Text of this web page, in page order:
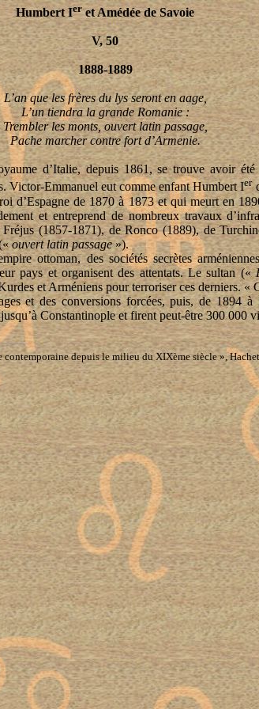
Humbert Ieret Amédée de Savoie
V, 50
1888-1889
L’an que les frères du lys seront en aage,
L’un tiendra la grande Romanie :
Trembler les monts, ouvert latin passage,
Pache marcher contre fort d’Armenie.
d’Italie, depuis 1861, se trouve avoir
Victor-Emmanuel eut comme enfant Humbert Ier
d’Espagne de 1870 à 1873 et qui meurt en
et entreprend de nombreux travaux
Fréjus (1857-1871), de Ronco (1889), de
ouvert latin passage»).
ottoman, des sociétés secrètes
pays et organisent des attentats. Le sultan («
et Arméniens pour terroriser ces derniers. «
et des conversions forcées, puis, de 1894 à
Constantinople et firent peut-être 300 000
contemporaine depuis le milieu du XIXème siècle »,